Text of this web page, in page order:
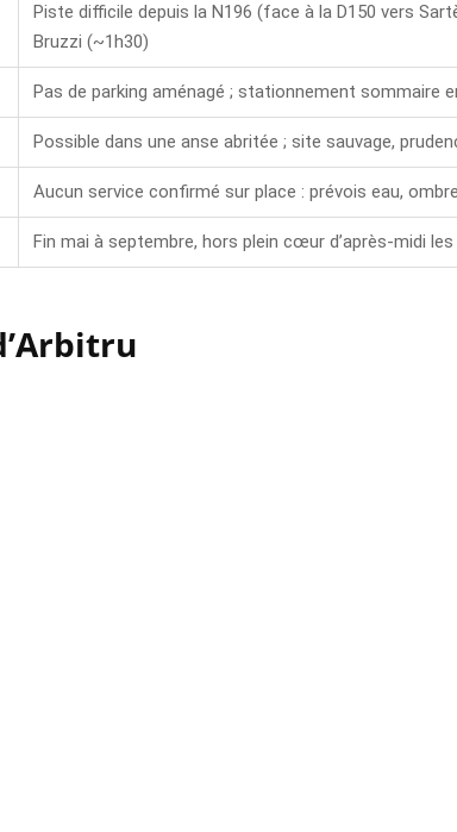
Piste difficile depuis la N196 (face à la D150 vers
Bruzzi (~1h30)
Pas de parking aménagé ; stationnement sommaire
Possible dans une anse abritée ; site sauvage,
Aucun service confirmé sur place : prévois eau,
Fin mai à septembre, hors plein cœur d’après-midi